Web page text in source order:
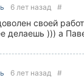
6 лет назад #
своей
делаешь ))) а
6 лет назад #